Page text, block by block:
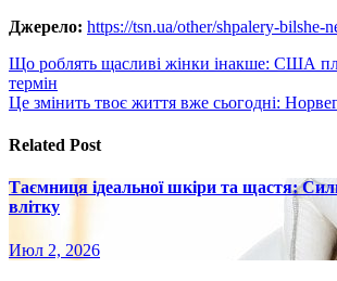
Джерело: https://tsn.ua/other/shpalery-
Навигация
по
Що роблять щасливі жінки інакше: США
термін
Це змінить твоє життя вже сьогодні:
Related Post
Таємниця ідеальної шкіри та щастя:
влітку
Июл 2, 2026